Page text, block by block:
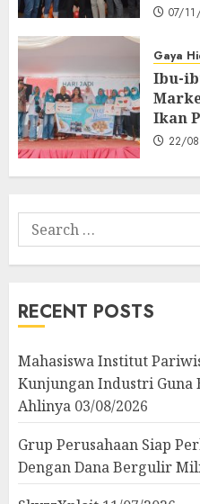
07/
Gaya
Ibu-
Ikan
22/
Search
for:
RECENT POSTS
Mahasiswa Institut
Kunjungan Industri Guna
Ahlinya 03/08/2026
Grup Perusahaan Siap
Dengan Dana Bergulir